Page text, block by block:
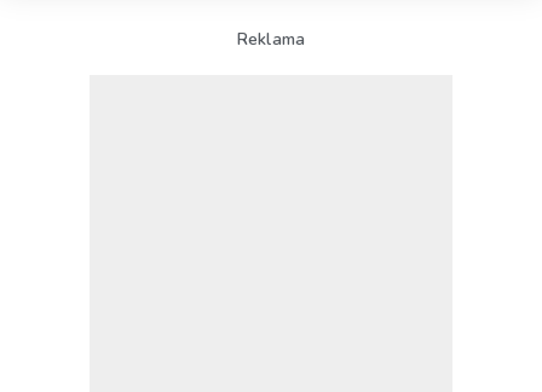
Reklama